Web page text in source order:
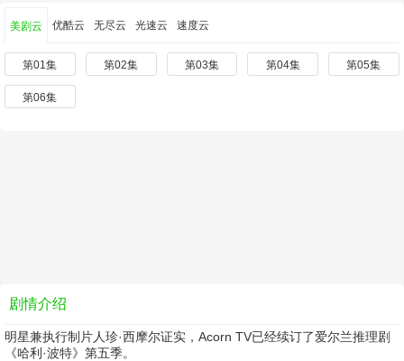
美剧云 优酷云 无尽云 光速云 速度云
第01集 第02集 第03集 第04集 第05集
第06集
剧情介绍
明星兼执行制片人珍·西摩尔证实，Acorn TV已经续订了爱尔兰推理剧
《哈利·波特》第五季。